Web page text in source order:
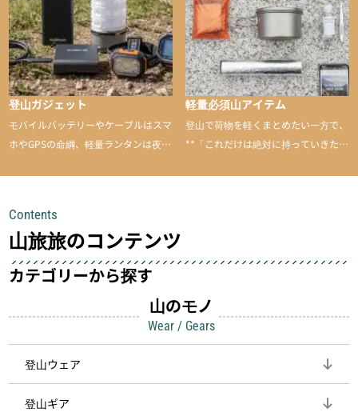
登山ガジェット
モバイルバッテリーやケーブルはスマ
ホやGPSの命綱、軽量ランタンは夜間
して安全にしてくれます
軽量必須山アイテム
登山で荷物を軽くまとめたい一方で、
**「これだけは絶対に持っていきた
Contents
山旅旅のコンテンツ
カテゴリーから探す
山のモノ
Wear / Gears
登山ウェア
登山ギア